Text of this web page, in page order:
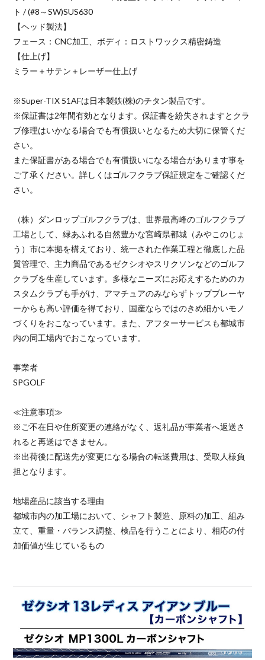
ト / (#8～SW)SUS630
【ヘッド製法】
フェース：CNC加工、ボディ：ロストワックス精密鋳造
【仕上げ】
ミラー＋サテン＋レーザー仕上げ
※Super-TIX 51AFは日本製鉄(株)のチタン製品です。
※保証書は2年間有効となります。保証書を紛失されますとクラ
ブ修理はいかなる場合でも有償扱いとなるため大切に保管くだ
さい。
また保証書がある場合でも有償扱いになる場合があります事を
ご了承ください。詳しくはゴルフクラブ保証規定をご確認くだ
さい。
（株）ダンロップゴルフクラブは、世界最高峰のゴルフクラブ
工場として、緑あふれる自然豊かな宮崎県都城（みやこのじょ
う）市に本拠を構えており、統一された作業工程と徹底した品
質管理で、主力商品であるゼクシオやスリクソンなどのゴルフ
クラブを生産しています。多様なニーズにお応えするためのカ
スタムクラブも手がけ、アマチュアのみならずトッププレーヤ
ーからも高い評価を得ており、国産ならではのきめ細かいモノ
づくりをおこなっています。また、アフターサービスも都城市
内の同工場内でおこなっています。
事業者
SPGOLF
≪注意事項≫
※ご不在日や住所変更の連絡がなく、返礼品が事業者へ返送さ
れると再送はできません。
※出荷後に配送先が変更になる場合の転送費用は、受取人様負
担となります。
地場産品に該当する理由
都城市内の加工場において、シャフト製造、原料の加工、組み
立て、重量・バランス調整、検品を行うことにより、相応の付
加価値が生じているもの